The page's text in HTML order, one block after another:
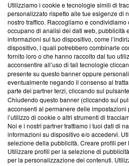
Questa sezione offre informazioni
News, sui nostri processi editoriali
creare news di qualità. Inoltre,
‘Trust Project - News with Integrity’
ancora membro del programma,
parte; Trust Project non ha ancora
conformità agli standard.
Su di noi
Team editoriale
Corporate
Redazione
Informativa Privacy
Utilizziamo i cookie e tecnologie simili di
personalizzato rispetto alle tue esigenze di
nostro traffico. Raccogliamo e condividiamo
occupano di analisi dei dati web, pubblicità
informazioni sul tuo dispositivo, come
dispositivo, i quali potrebbero combinarle
fornito loro o che hanno raccolto dal tuo
acconsentire all’uso di tali tecnologie
presente su questo banner oppure
eventualmente negando il consenso al
parte dei partner terzi, cliccando sul pulsante
Chiudendo questo banner (cliccando sul
acconsenti al permanere delle
l’utilizzo di cookie o altri strumenti di
Noi e i nostri partner trattiamo i tuoi dati di
informazioni su dispositivo e/o accedervi.
selezione della pubblicità. Creare profili
Utilizzare profili per la selezione di
per la personalizzazione dei contenuti.